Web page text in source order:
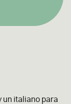
un italiano para